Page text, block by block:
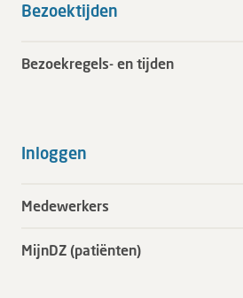
Bezoektijden
Bezoekregels- en tijden
Inloggen
Medewerkers
MijnDZ (patiënten)